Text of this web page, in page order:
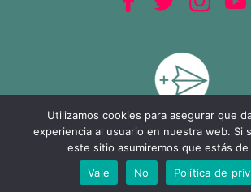
SHARE
Utilizamos cookies para asegurar que
experiencia al usuario en nuestra web. Si
este sitio asumiremos que estás de
Vale
No Política de